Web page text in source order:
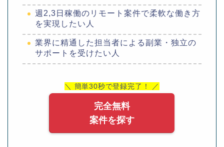
週2,3日稼働のリモート案件で柔軟な働き方
を実現したい人
業界に精通した担当者による副業・独立の
サポートを受けたい人
＼ 簡単30秒で登録完了！ ／
完全無料
案件を探す